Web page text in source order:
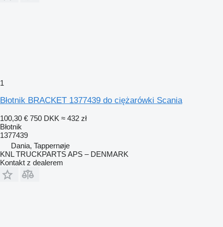
1
Błotnik BRACKET 1377439 do ciężarówki Scania
100,30 € 750 DKK ≈ 432 zł
Błotnik
1377439
Dania, Tappernøje
KNL TRUCKPARTS APS – DENMARK
Kontakt z dealerem